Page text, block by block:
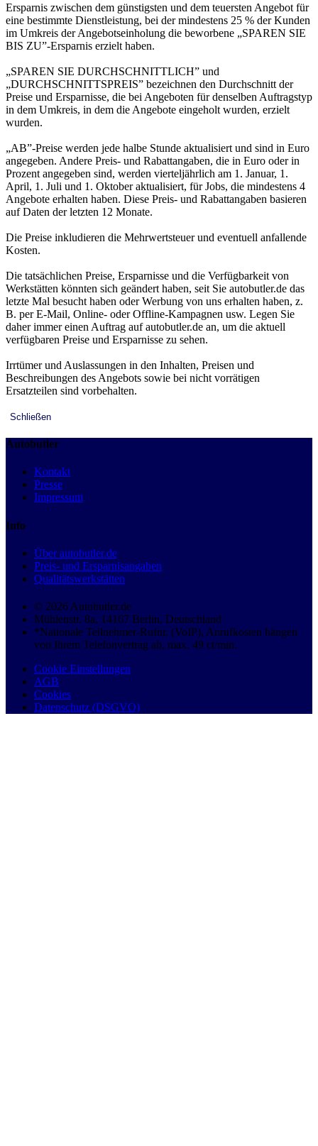
Ersparnis zwischen dem günstigsten und dem teuersten Angebot für
eine bestimmte Dienstleistung, bei der mindestens 25 % der Kunden
im Umkreis der Angebotseinholung die beworbene „SPAREN SIE
BIS ZU”-Ersparnis erzielt haben.
„SPAREN SIE DURCHSCHNITTLICH” und
„DURCHSCHNITTSPREIS” bezeichnen den Durchschnitt der
Preise und Ersparnisse, die bei Angeboten für denselben Auftragstyp
in dem Umkreis, in dem die Angebote eingeholt wurden, erzielt
wurden.
„AB”-Preise werden jede halbe Stunde aktualisiert und sind in Euro
angegeben. Andere Preis- und Rabattangaben, die in Euro oder in
Prozent angegeben sind, werden vierteljährlich am 1. Januar, 1.
April, 1. Juli und 1. Oktober aktualisiert, für Jobs, die mindestens 4
Angebote erhalten haben. Diese Preis- und Rabattangaben basieren
auf Daten der letzten 12 Monate.
Die Preise inkludieren die Mehrwertsteuer und eventuell anfallende
Kosten.
Die tatsächlichen Preise, Ersparnisse und die Verfügbarkeit von
Werkstätten könnten sich geändert haben, seit Sie autobutler.de das
letzte Mal besucht haben oder Werbung von uns erhalten haben, z.
B. per E-Mail, Online- oder Offline-Kampagnen usw. Legen Sie
daher immer einen Auftrag auf autobutler.de an, um die aktuell
verfügbaren Preise und Ersparnisse zu sehen.
Irrtümer und Auslassungen in den Inhalten, Preisen und
Beschreibungen des Angebots sowie bei nicht vorrätigen
Ersatzteilen sind vorbehalten.
Schließen
Autobutler
Kontakt
Presse
Impressum
Info
Über autobutler.de
Preis- und Ersparnisangaben
Qualitätswerkstätten
© 2026 Autobutler.de
Mühlenstr. 8a, 14167 Berlin, Deutschland
*Nationale Teilnehmer-Rufnr. (VoIP), Anrufkosten hängen
von Ihrem Telefonvertrag ab, max. 49 ct/min.
Cookie Einstellungen
AGB
Cookies
Datenschutz (DSGVO)